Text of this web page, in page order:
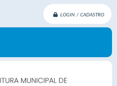
LOGIN / CADASTRO